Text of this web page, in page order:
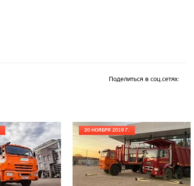
Поделиться в соц.сетях:
20 НОЯБРЯ 2019 Г.